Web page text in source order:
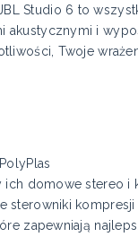
Studio 6 to
akustycznymi i
Twoje
domowe stereo i
sterowniki kompresji
zapewniają